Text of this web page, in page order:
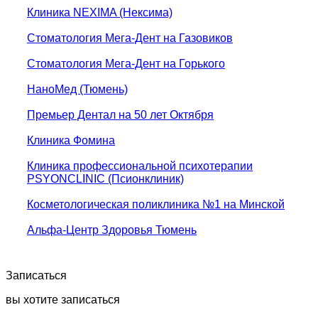
Клиника NEXIMA (Нексима)
Стоматология Мега-Дент на Газовиков
Стоматология Мега-Дент на Горького
НаноМед (Тюмень)
Премьер Дентал на 50 лет Октября
Клиника Фомина
Клиника профессиональной психотерапии
PSYONCLINIC (Псионклиник)
Косметологическая поликлиника №1 на Минской
Альфа-Центр Здоровья Тюмень
Записаться
вы хотите записаться